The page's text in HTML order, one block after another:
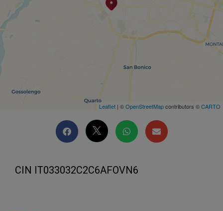
Leaflet | ©OpenStreetMapcontributors ©CARTO
CIN IT033032C2C6AFOVN6